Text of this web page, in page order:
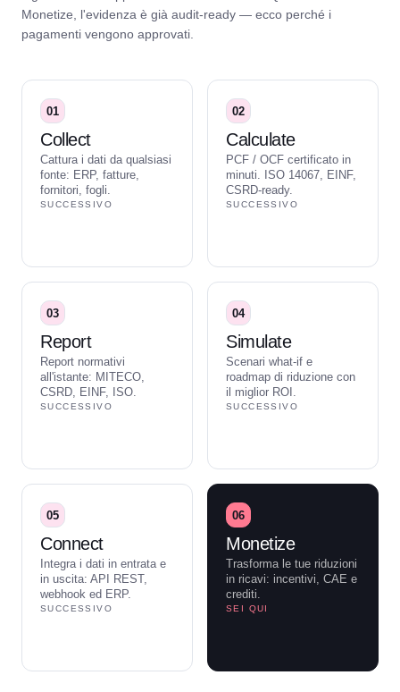
Monetize, l'evidenza è già audit-ready — ecco perché i
pagamenti vengono approvati.
01
Collect
Cattura i dati da qualsiasi
fonte: ERP, fatture,
fornitori, fogli.
SUCCESSIVO
02
Calculate
PCF / OCF certificato in
minuti. ISO 14067, EINF,
CSRD-ready.
SUCCESSIVO
03
Report
Report normativi
all'istante: MITECO,
CSRD, EINF, ISO.
SUCCESSIVO
04
Simulate
Scenari what-if e
roadmap di riduzione con
il miglior ROI.
SUCCESSIVO
05
Connect
Integra i dati in entrata e
in uscita: API REST,
webhook ed ERP.
SUCCESSIVO
06
Monetize
Trasforma le tue riduzioni
in ricavi: incentivi, CAE e
crediti.
SEI QUI